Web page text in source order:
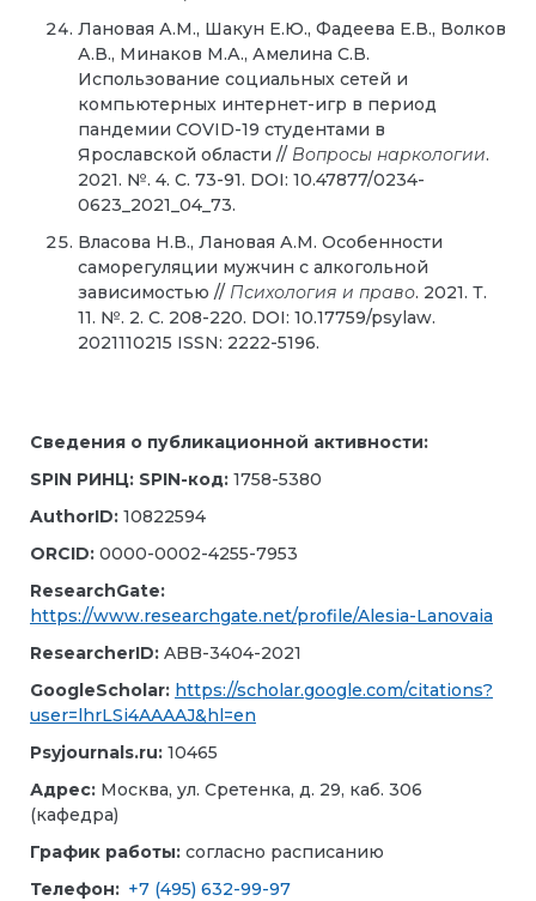
Лановая А.М., Шакун Е.Ю., Фадеева Е.В., Волков
А.В., Минаков М.А., Амелина С.В.
Использование социальных сетей и
компьютерных интернет-игр в период
пандемии COVID-19 студентами в
Ярославской области // Вопросы наркологии.
2021. №. 4. С. 73-91. DOI: 10.47877/0234-
0623_2021_04_73.
Власова Н.В., Лановая А.М. Особенности
саморегуляции мужчин с алкогольной
зависимостью // Психология и право. 2021. Т.
11. №. 2. С. 208-220. DOI: 10.17759/psylaw.
2021110215 ISSN: 2222-5196.
Сведения о публикационной активности:
SPIN РИНЦ: SPIN-код: 1758-5380
AuthorID: 10822594
ORCID: 0000-0002-4255-7953
ResearchGate:
https://www.researchgate.net/profile/Alesia-Lanovaia
ResearcherID: ABB-3404-2021
GoogleScholar: https://scholar.google.com/citations?
user=lhrLSi4AAAAJ&hl=en
Psyjournals.ru: 10465
Адрес: Москва, ул. Сретенка, д. 29, каб. 306
(кафедра)
График работы: согласно расписанию
Телефон: +7 (495) 632-99-97